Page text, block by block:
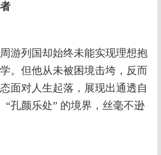
游列国却始终未能实现理想抱
。但他从未被困境击垮，反而
面对人生起落，展现出通透自
孔颜乐处” 的境界，丝毫不逊